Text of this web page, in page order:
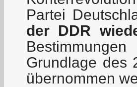
Partei
der DDR
Grundlage des
übernommen